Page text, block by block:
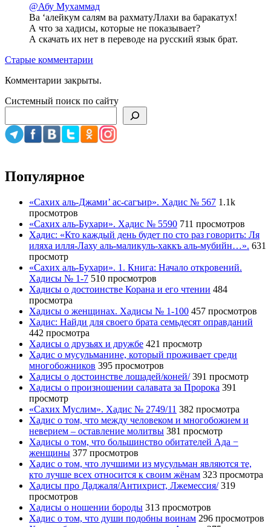
@Абу Мухаммад
Ва ‘алейкум салям ва рахматуЛлахи ва баракатух!
А что за хадисы, которые не показывает?
А скачать их нет в переводе на русский язык брат.
Навигация
комментариям
Старые комментарии
Комментарии закрыты.
Системный поиск по сайту
Популярное
«Сахих аль-Джами’ ас-сагъир». Хадис № 567 1.1k
просмотров
«Сахих аль-Бухари». Хадис № 5590 711 просмотров
Хадис: «Кто каждый день будет по сто раз говорить: Ля
иляха илля-Лаху аль-маликуль-хаккъ аль-мубийн…». 631
просмотр
«Сахих аль-Бухари». 1. Книга: Начало откровений.
Хадисы № 1-7 510 просмотров
Хадисы о достоинстве Корана и его чтении 484
просмотра
Хадисы о женщинах. Хадисы № 1-100 457 просмотров
Хадис: Найди для своего брата семьдесят оправданий
442 просмотра
Хадисы о друзьях и дружбе 421 просмотр
Хадис о мусульманине, который проживает среди
многобожников 395 просмотров
Хадисы о достоинстве лошадей/коней/ 391 просмотр
Хадисы о произношении салавата за Пророка 391
просмотр
«Сахих Муслим». Хадис № 2749/11 382 просмотра
Хадис о том, что между человеком и многобожием и
неверием – оставление молитвы 381 просмотр
Хадисы о том, что большинство обитателей Ада −
женщины 377 просмотров
Хадис о том, что лучшими из мусульман являются те,
кто лучше всех относится к своим жёнам 323 просмотра
Хадисы про Даджаля/Антихрист, Лжемессия/ 319
просмотров
Хадисы о ношении бороды 313 просмотров
Хадис о том, что души подобны воинам 296 просмотров